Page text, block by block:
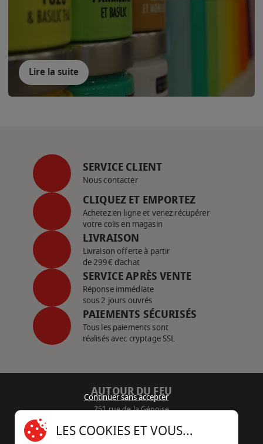
Lire la suite
SERVICE CLIENT
Nous contacter
CLIQUEZ ET EMPORTEZ
Achetez en ligne et venez récupérer
votre colis en magasin
LIVRAISON
Livraison offerte à partir
de 299€ d’achat
SERVICE APRÈS VENTE
Réponse immédiate
sous 2 jours ouvrés
PAIEMENTS SÉCURISÉS
Tous les paiements sont
réalisés avec cryptage SSL
AUTOUR DU FEU
251 rue de la Génoise
Continuer sans accepter
LES COOKIES ET VOUS...